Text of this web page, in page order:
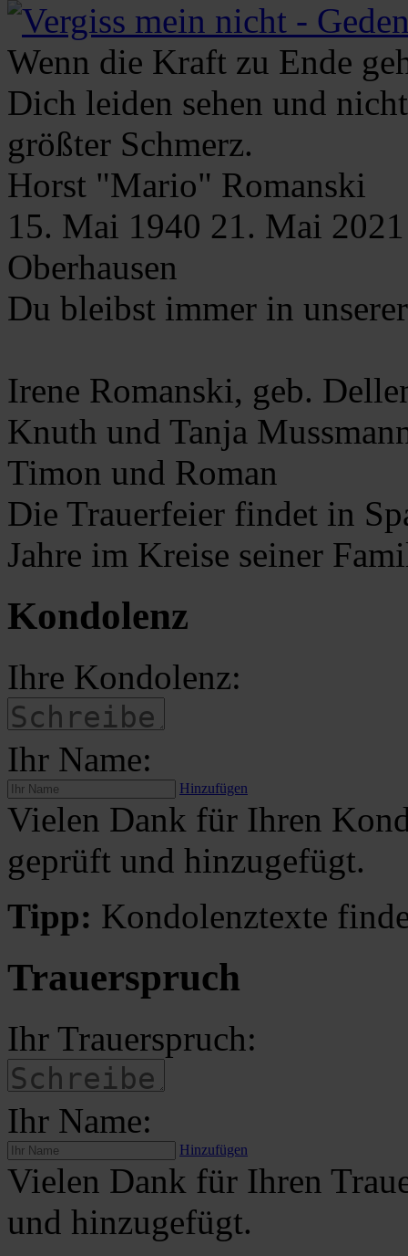
Wenn die Kraft zu Ende
Dich leiden sehen und
größter Schmerz.
Horst "Mario" Romanski
15. Mai 1940 21. Mai 2021
Oberhausen
Du bleibst immer in
Irene Romanski, geb.
Knuth und Tanja
Timon und Roman
Die Trauerfeier findet in
Jahre im Kreise seiner
Kondolenz
Ihre Kondolenz:
Ihr Name:
Hinzufügen
Vielen Dank für Ihren
geprüft und hinzugefügt.
Tipp: Kondolenztexte
Trauerspruch
Ihr Trauerspruch:
Ihr Name:
Hinzufügen
Vielen Dank für Ihren
und hinzugefügt.